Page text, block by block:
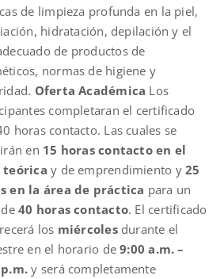
de limpieza profunda en la piel,
hidratación, depilación y el
de productos de
normas de higiene y
Oferta Académica Los
completaran el certificado
horas contacto. Las cuales se
en 15 horas contacto en el
teórica y de emprendimiento y25
en la área de práctica para un
de40 horas contacto. El certificado
los miércolesdurante el
en el horario de9:00 a.m. –
y será completamente